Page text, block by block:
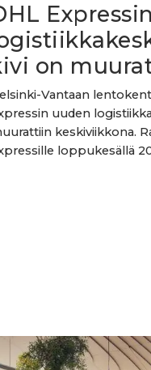
on
Vantaan
uuden
keskiviikkona.
loppukesällä